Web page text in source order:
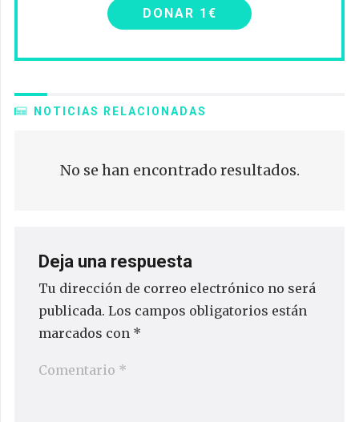
DONAR 1€
NOTICIAS RELACIONADAS
No se han encontrado resultados.
Deja una respuesta
Tu dirección de correo electrónico no será
publicada. Los campos obligatorios están
marcados con *